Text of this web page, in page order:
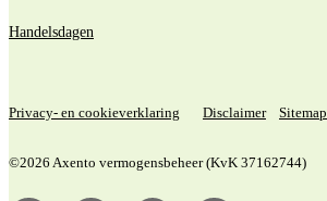
Handelsdagen
Privacy- en cookieverklaring Disclaimer Sitemap
©2026 Axento vermogensbeheer (KvK 37162744)